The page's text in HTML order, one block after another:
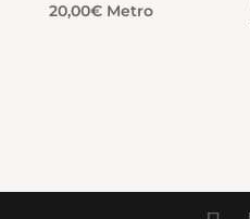
20,00€ Metro